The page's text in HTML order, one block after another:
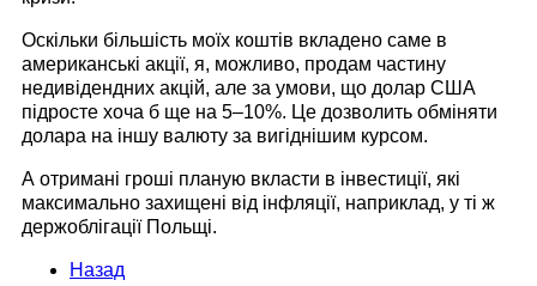
Оскільки більшість моїх коштів вкладено саме в
американські акції, я, можливо, продам частину
недивідендних акцій, але за умови, що долар США
підросте хоча б ще на 5–10%. Це дозволить обміняти
долара на іншу валюту за вигіднішим курсом.
А отримані гроші планую вкласти в інвестиції, які
максимально захищені від інфляції, наприклад, у ті ж
держоблігації Польщі.
Назад